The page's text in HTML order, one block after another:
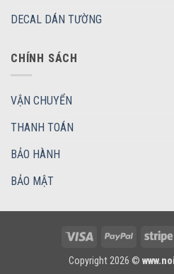
DECAL DÁN TƯỜNG
CHÍNH SÁCH
VẬN CHUYỂN
THANH TOÁN
BẢO HÀNH
BẢO MẬT
Visa PayPal
Copyright 2026 ©